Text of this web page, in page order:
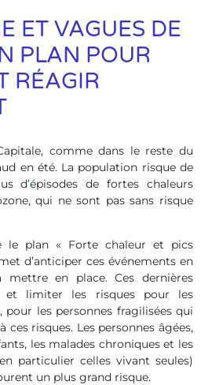
ET VAGUES DE
PLAN POUR
RÉAGIR
comme dans le reste du
en été. La population risque de
d’épisodes de fortes chaleurs
qui ne sont pas sans risque
le plan « Forte chaleur et pics
d’anticiper ces événements en
mettre en place. Ces dernières
et limiter les risques pour les
les personnes fragilisées qui
ces risques. Les personnes âgées,
les malades chroniques et les
particulier celles vivant seules)
un plus grand risque.